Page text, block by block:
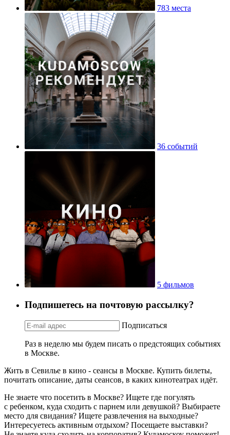
783 места
36 событий
5 фильмов
Подпишетесь на почтовую рассылку?
Подписаться
Раз в неделю мы будем писать о предстоящих событиях
в Москве.
Жить в Севилье в кино - сеансы в Москве. Купить билеты,
почитать описание, даты сеансов, в каких кинотеатрах идёт.
Не знаете что посетить в Москве? Ищете где погулять
с ребенком, куда сходить с парнем или девушкой? Выбираете
место для свидания? Ищете развлечения на выходные?
Интересуетесь активным отдыхом? Посещаете выставки?